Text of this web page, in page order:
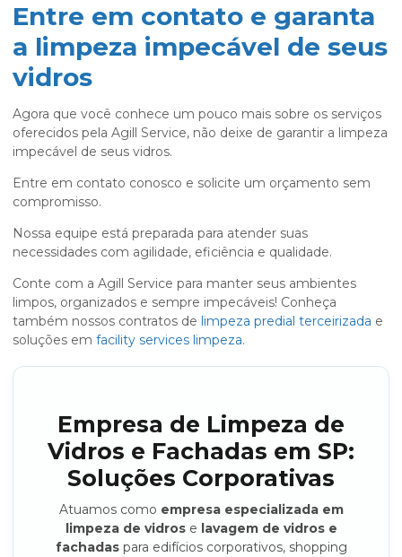
Entre em contato e garanta
a limpeza impecável de seus
vidros
Agora que você conhece um pouco mais sobre os serviços
oferecidos pela Agill Service, não deixe de garantir a limpeza
impecável de seus vidros.
Entre em contato conosco e solicite um orçamento sem
compromisso.
Nossa equipe está preparada para atender suas
necessidades com agilidade, eficiência e qualidade.
Conte com a Agill Service para manter seus ambientes
limpos, organizados e sempre impecáveis! Conheça
também nossos contratos de limpeza predial terceirizada e
soluções em facility services limpeza.
Empresa de Limpeza de
Vidros e Fachadas em SP:
Soluções Corporativas
Atuamos como empresa especializada em
limpeza de vidrose lavagem de vidros e
fachadaspara edifícios corporativos, shopping